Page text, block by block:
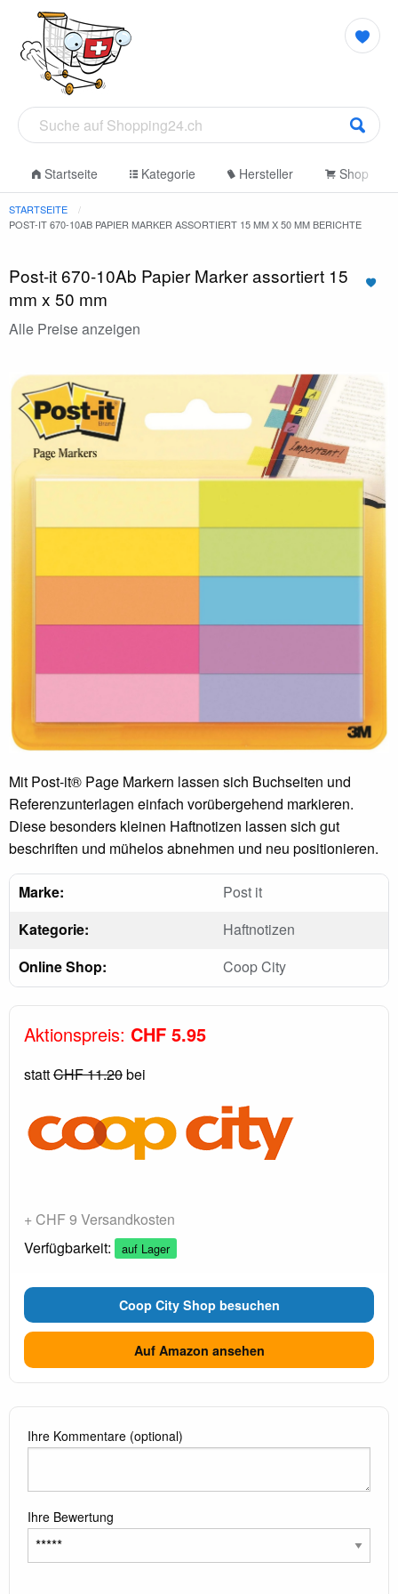
Startseite Kategorie Hersteller Shop
STARTSEITE
POST-IT 670-10AB PAPIER MARKER ASSORTIERT 15 MM X 50 MM BERICHTE
Post-it 670-10Ab Papier Marker assortiert 15
mm x 50 mm
Alle Preise anzeigen
Mit Post-it® Page Markern lassen sich Buchseiten und
Referenzunterlagen einfach vorübergehend markieren.
Diese besonders kleinen Haftnotizen lassen sich gut
beschriften und mühelos abnehmen und neu positionieren.
Marke:
Post it
Kategorie:
Haftnotizen
Online Shop:
Coop City
Aktionspreis: CHF 5.95
stattCHF 11.20bei
+ CHF 9 Versandkosten
Verfügbarkeit:
auf Lager
Coop City Shop besuchen
Auf Amazon ansehen
Ihre Kommentare (optional)
Ihre Bewertung